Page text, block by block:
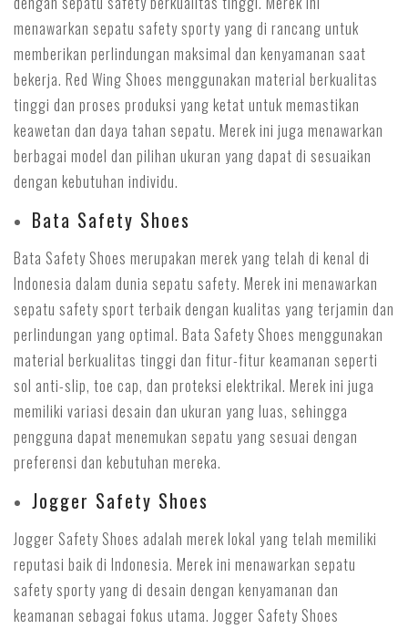
menawarkan sepatu safety sporty yang di rancang untuk
memberikan perlindungan maksimal dan kenyamanan saat
bekerja. Red Wing Shoes menggunakan material berkualitas
tinggi dan proses produksi yang ketat untuk memastikan
keawetan dan daya tahan sepatu. Merek ini juga menawarkan
berbagai model dan pilihan ukuran yang dapat di sesuaikan
dengan kebutuhan individu.
Bata Safety Shoes
Bata Safety Shoes merupakan merek yang telah di kenal di
Indonesia dalam dunia sepatu safety. Merek ini menawarkan
sepatu safety sport terbaik dengan kualitas yang terjamin dan
perlindungan yang optimal. Bata Safety Shoes menggunakan
material berkualitas tinggi dan fitur-fitur keamanan seperti
sol anti-slip, toe cap, dan proteksi elektrikal. Merek ini juga
memiliki variasi desain dan ukuran yang luas, sehingga
pengguna dapat menemukan sepatu yang sesuai dengan
preferensi dan kebutuhan mereka.
Jogger Safety Shoes
Jogger Safety Shoes adalah merek lokal yang telah memiliki
reputasi baik di Indonesia. Merek ini menawarkan sepatu
safety sporty yang di desain dengan kenyamanan dan
keamanan sebagai fokus utama. Jogger Safety Shoes